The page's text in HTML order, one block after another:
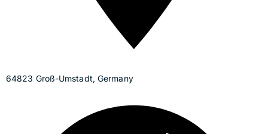
64823 Groß-Umstadt, Germany